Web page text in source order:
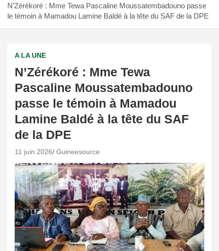
N’Zérékoré : Mme Tewa Pascaline Moussatembadouno passe
le témoin à Mamadou Lamine Baldé à la tête du SAF de la DPE
A LA UNE
N’Zérékoré : Mme Tewa
Pascaline Moussatembadouno
passe le témoin à Mamadou
Lamine Baldé à la tête du SAF
de la DPE
11 juin 2026 Guineesource